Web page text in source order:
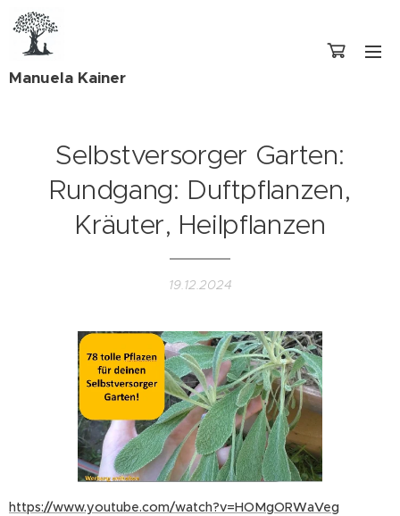
Manuela Kainer
Selbstversorger Garten:
Rundgang: Duftpflanzen,
Kräuter, Heilpflanzen
19.12.2024
https://www.youtube.com/watch?v=HOMgORWaVeg